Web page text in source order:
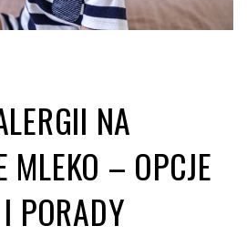
NA
MLEKO – OPCJE
PORADY